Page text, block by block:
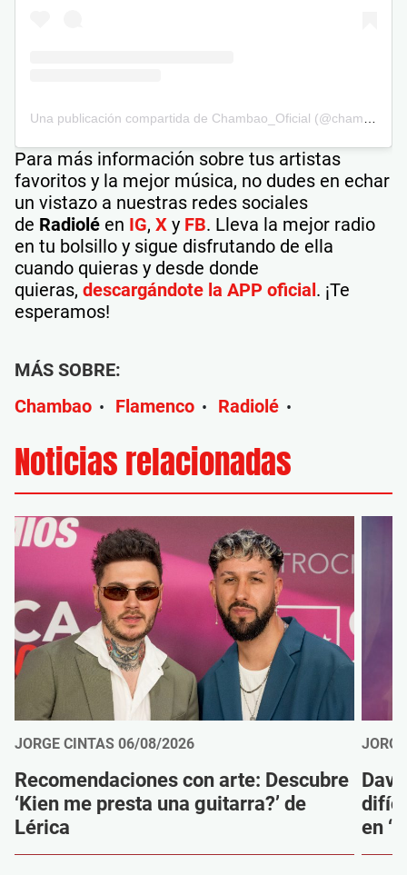
Para más información sobre tus artistas
favoritos y la mejor música, no dudes en echar
un vistazo a nuestras redes sociales
de Radiolé en IG, X y FB. Lleva la mejor radio
en tu bolsillo y sigue disfrutando de ella
cuando quieras y desde donde
quieras, descargándote la APP oficial. ¡Te
esperamos!
MÁS SOBRE:
Chambao • Flamenco • Radiolé •
Noticias relacionadas
JORGE CINTAS 06/08/2026
Recomendaciones con arte: Descubre
‘Kien me presta una guitarra?’ de
Lérica
en